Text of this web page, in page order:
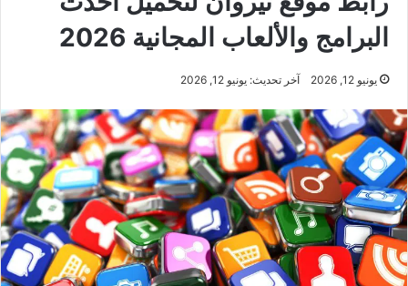
البرامج والألعاب المجانية 2026
يونيو 12, 2026 آخر تحديث: يونيو 12, 2026